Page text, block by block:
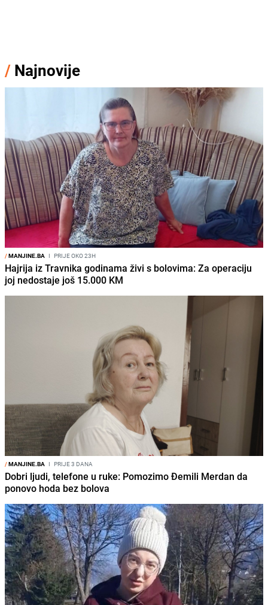
/ Najnovije
/MANJINE.BA I PRIJE OKO 23H
Hajrija iz Travnika godinama živi s bolovima: Za operaciju
joj nedostaje još 15.000 KM
/MANJINE.BA I PRIJE 3 DANA
Dobri ljudi, telefone u ruke: Pomozimo Đemili Merdan da
ponovo hoda bez bolova